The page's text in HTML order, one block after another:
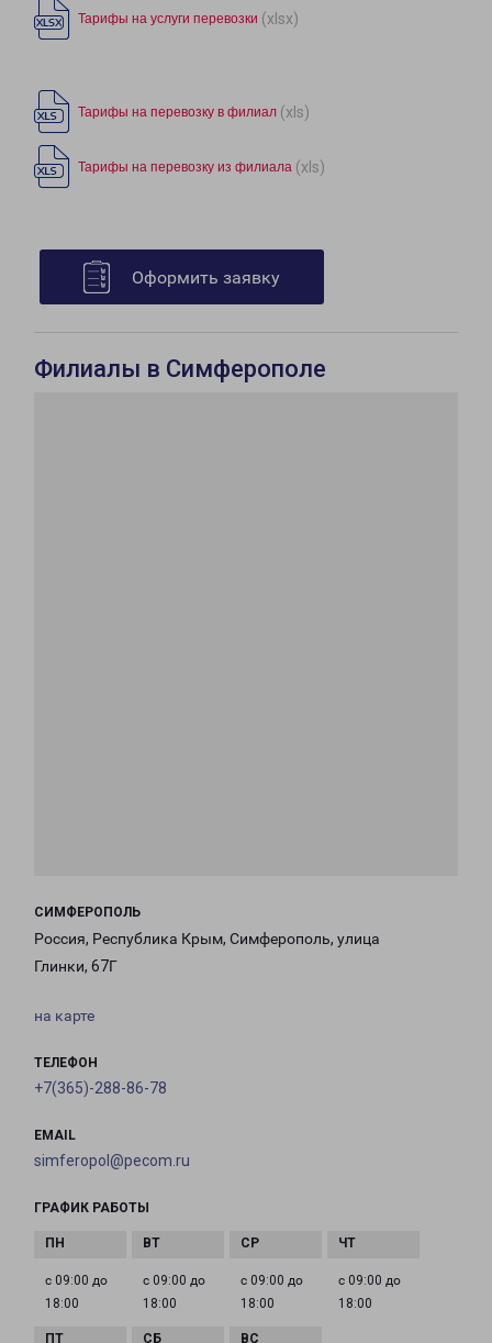
Тарифы на услуги перевозки (xlsx)
Тарифы на перевозку в филиал (xls)
Тарифы на перевозку из филиала (xls)
Оформить заявку
Филиалы в Симферополе
СИМФЕРОПОЛЬ
Россия, Республика Крым, Симферополь, улица
Глинки, 67Г
на карте
ТЕЛЕФОН
+7(365)-288-86-78
EMAIL
simferopol@pecom.ru
ГРАФИК РАБОТЫ
с 09:00 до
18:00
с 09:00 до
18:00
с 09:00 до
18:00
с 09:00 до
18:00